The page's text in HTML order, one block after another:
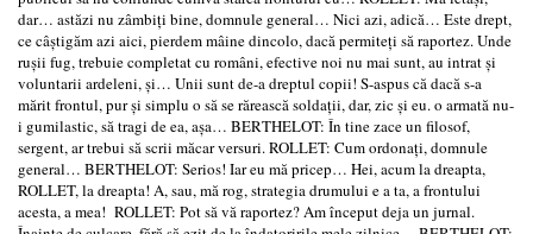
dar… astăzi nu zâmbiţi bine, domnule general… Nici azi, adică… Este drept,
ce câştigăm azi aici, pierdem mâine dincolo, dacă permiteţi să raportez. Unde
ruşii fug, trebuie completat cu români, efective noi nu mai sunt, au intrat şi
voluntarii ardeleni, şi… Unii sunt de-a dreptul copii! S-aspus că dacă s-a
mărit frontul, pur şi simplu o să se rărească soldaţii, dar, zic şi eu. o armată nu-
i gumilastic, să tragi de ea, aşa… BERTHELOT: În tine zace un filosof,
sergent, ar trebui să scrii măcar versuri. ROLLET: Cum ordonaţi, domnule
general… BERTHELOT: Serios! Iar eu mă pricep… Hei, acum la dreapta,
ROLLET, la dreapta! A, sau, mă rog, strategia drumului e a ta, a frontului
acesta, a mea! ROLLET: Pot să vă raportez? Am început deja un jurnal.